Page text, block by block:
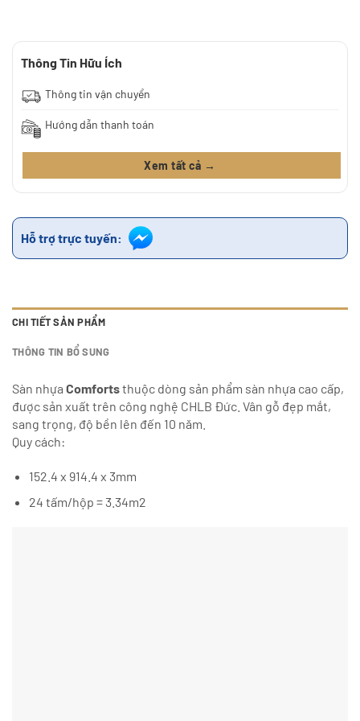
Thông Tin Hữu Ích
Thông tin vận chuyển
Hướng dẫn thanh toán
Xem tất cả →
Hỗ trợ trực tuyến:
CHI TIẾT SẢN PHẨM
THÔNG TIN BỔ SUNG
Sàn nhựa Comfortsthuộc dòng sản phẩm sàn nhựa cao cấp,
được sản xuất trên công nghệ CHLB Đức. Vân gỗ đẹp mắt,
sang trọng, độ bền lên đến 10 năm.
Quy cách:
152.4 x 914.4 x 3mm
24 tấm/hộp = 3.34m2